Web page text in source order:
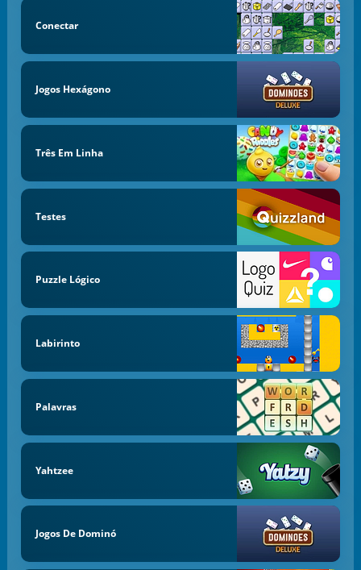
Conectar
Jogos Hexágono
Três Em Linha
Testes
Puzzle Lógico
Labirinto
Palavras
Yahtzee
Jogos De Dominó